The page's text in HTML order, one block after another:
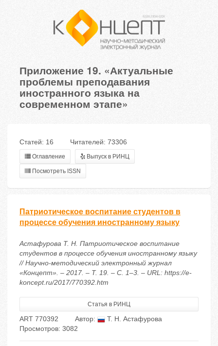
Приложение 19. «Актуальные
проблемы преподавания
иностранного языка на
современном этапе»
Статей: 16 Читателей: 73306
Оглавление Выпуск в РИНЦ
Посмотреть ISSN
Патриотическое воспитание студентов в
процессе обучения иностранному языку
Астафурова Т. Н. Патриотическое воспитание
студентов в процессе обучения иностранному языку
// Научно-методический электронный журнал
«Концепт». – 2017. – Т. 19. – С. 1–3. – URL: https://e-
koncept.ru/2017/770392.htm
Статья в РИНЦ
ART 770392 Автор:
Т. Н. Астафурова
Просмотров: 3082